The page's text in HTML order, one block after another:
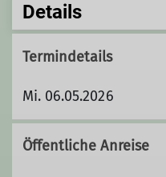
Details
Termindetails
Mi. 06.05.2026
Öffentliche Anreise